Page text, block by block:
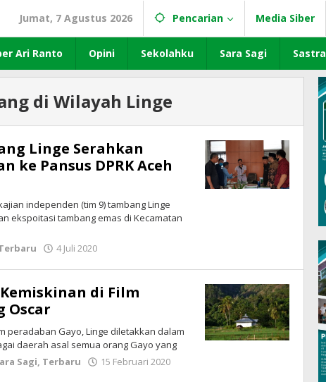
Jumat, 7 Agustus 2026 Pencarian Media Siber
Ari Ranto Opini Sekolahku Sara Sagi Sastra
di Wilayah Linge
Linge Serahkan
ke Pansus DPRK Aceh
independen (tim 9) tambang Linge
ekspoitasi tambang emas di Kecamatan
4 Juli 2020
di Film
Oscar
peradaban Gayo, Linge diletakkan dalam
daerah asal semua orang Gayo yang
Sagi, Terbaru 15 Februari 2020